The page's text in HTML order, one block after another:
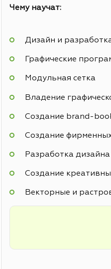
Чему научат:
Дизайн и
Графические
Модульная сетка
Владение
Создание brand-
Создание
Разработка
Создание
Векторные и